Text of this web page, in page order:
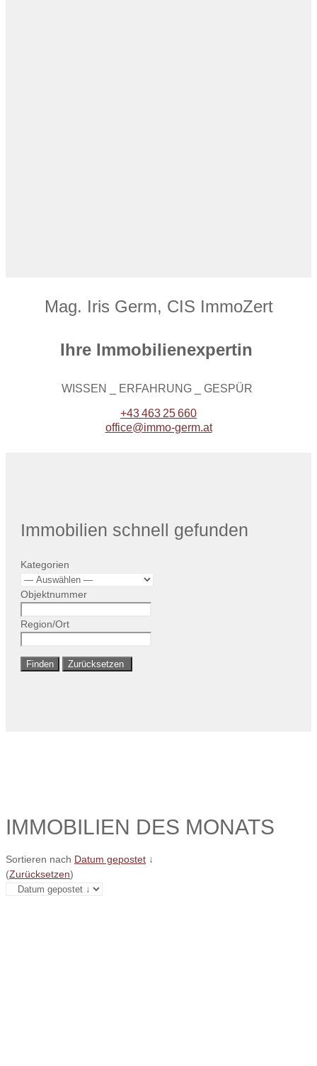
Mag. Iris Germ, CIS ImmoZert
Ihre Immobilien­expertin
WISSEN _ ERFAHRUNG _ GESPÜR
+43 463 25 660
office@immo-germ.at
Immobilien schnell gefunden
Kategorien
Objektnummer
Region/Ort
IMMOBILIEN DES MONATS
Sortieren nach Datum gepostet ↓
(Zurücksetzen)